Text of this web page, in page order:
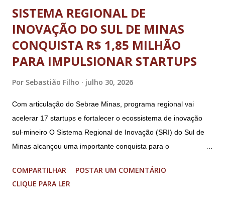
SISTEMA REGIONAL DE
INOVAÇÃO DO SUL DE MINAS
CONQUISTA R$ 1,85 MILHÃO
PARA IMPULSIONAR STARTUPS
Por Sebastião Filho julho 30, 2026
Com articulação do Sebrae Minas, programa regional vai
acelerar 17 startups e fortalecer o ecossistema de inovação
sul-mineiro O Sistema Regional de Inovação (SRI) do Sul de
Minas alcançou uma importante conquista para o
proposta “Acelera Vibra” foi contemplada na Chamada
FAPEMIG/Sede 03/2026 – Novo SEED, garantindo R$ 1,85
COMPARTILHAR
POSTAR UM COMENTÁRIO
CLIQUE PARA LER